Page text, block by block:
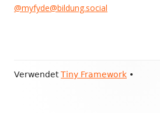
@myfyde@bildung.social
Footer
VerwendetTiny Framework •